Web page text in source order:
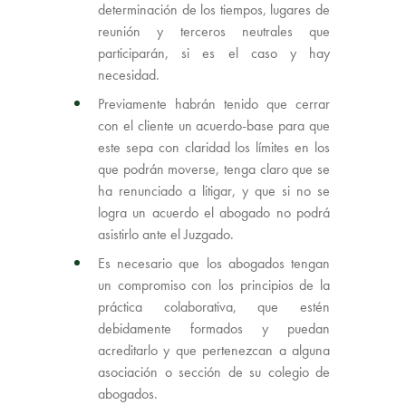
determinación de los tiempos, lugares de
reunión y terceros neutrales que
participarán, si es el caso y hay
necesidad.
Previamente habrán tenido que cerrar
con el cliente un acuerdo-base para que
este sepa con claridad los límites en los
que podrán moverse, tenga claro que se
ha renunciado a litigar, y que si no se
logra un acuerdo el abogado no podrá
asistirlo ante el Juzgado.
Es necesario que los abogados tengan
un compromiso con los principios de la
práctica colaborativa, que estén
debidamente formados y puedan
acreditarlo y que pertenezcan a alguna
asociación o sección de su colegio de
abogados.